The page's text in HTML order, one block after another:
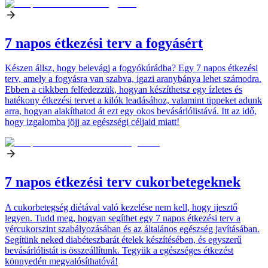
7 napos étkezési terv a fogyásért
Készen állsz, hogy belevágj a fogyókúrádba? Egy 7 napos étkezési
terv, amely a fogyásra van szabva, igazi aranybánya lehet számodra.
Ebben a cikkben felfedezzük, hogyan készíthetsz egy ízletes és
hatékony étkezési tervet a kilók leadásához, valamint tippeket adunk
arra, hogyan alakíthatod át ezt egy okos bevásárlólistává. Itt az idő,
hogy izgalomba jöjj az egészségi céljaid miatt!
7 napos étkezési terv cukorbetegeknek
A cukorbetegség diétával való kezelése nem kell, hogy ijesztő
legyen. Tudd meg, hogyan segíthet egy 7 napos étkezési terv a
vércukorszint szabályozásában és az általános egészség javításában.
Segítünk neked diabéteszbarát ételek készítésében, és egyszerű
bevásárlólistát is összeállítunk. Tegyük a egészséges étkezést
könnyedén megvalósíthatóvá!